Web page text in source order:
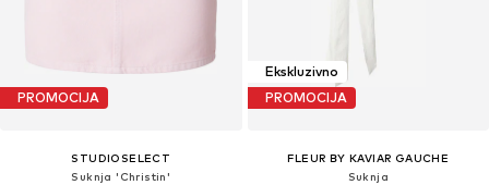
PROMOCIJA
STUDIOSELECT
Suknja 'Christin'
Ekskluzivno
PROMOCIJA
FLEUR BY KAVIAR GAUCHE
Suknja